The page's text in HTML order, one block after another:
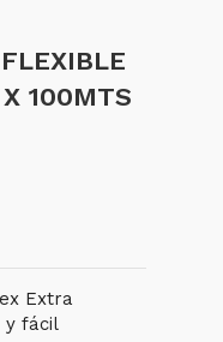
100MTS
Extra
y fácil